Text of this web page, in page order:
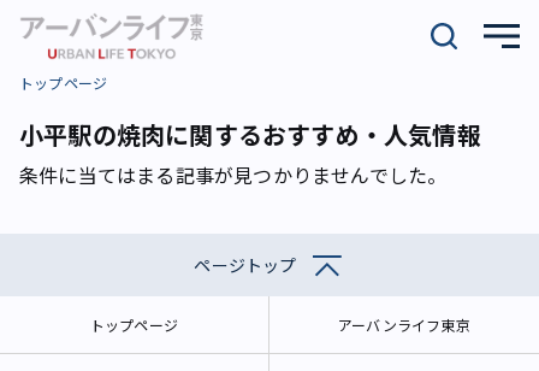
トップページ
小平駅の焼肉に関するおすすめ・人気情報
条件に当てはまる記事が見つかりませんでした。
ページトップ
トップページ アーバンライフ東京